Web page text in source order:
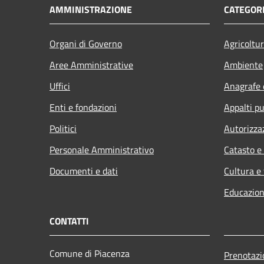
AMMINISTRAZIONE
Organi di Governo
Aree Amministrative
Uffici
Enti e fondazioni
Politici
Personale Amministrativo
Documenti e dati
Ambiente
Appalti
Catasto
Cultura
CONTATTI
Comune di Piacenza